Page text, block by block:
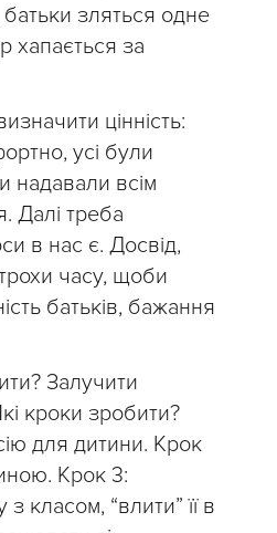
зляться одне
хапається за
цінність:
усі були
надавали всім
Далі треба
в нас є. Досвід,
часу, щоби
батьків, бажання
Залучити
кроки зробити?
для дитини. Крок
Крок 3:
класом, “влити” її в